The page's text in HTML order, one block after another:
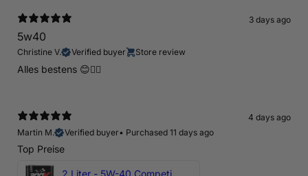
3 days ago
5w40
Christine V. Verified buyer Store review
Alles bestens 😊👍🏻
4 days ago
Martin M.
Verified buyer• Purchased 11 days ago
Top Preise